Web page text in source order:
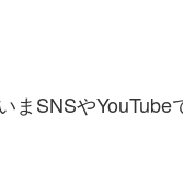
SNSやYouTube